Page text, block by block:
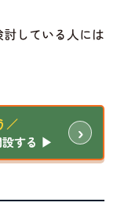
している人には
／
設する ▶